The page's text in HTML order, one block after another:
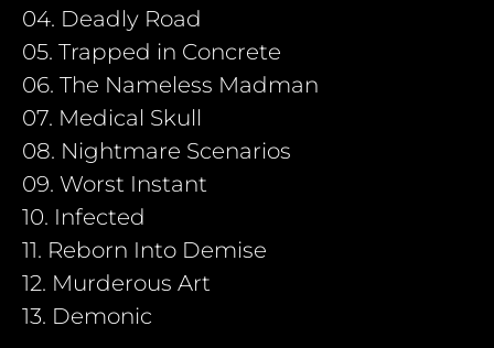
04. Deadly Road
05. Trapped in Concrete
06. The Nameless Madman
07. Medical Skull
08. Nightmare Scenarios
09. Worst Instant
10. Infected
11. Reborn Into Demise
12. Murderous Art
13. Demonic